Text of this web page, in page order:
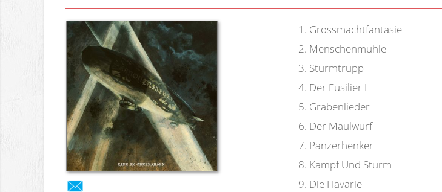
1 . Grossmachtfantasie
2. Menschenmühle
3. Sturmtrupp
4. Der Füsilier I
5. Grabenlieder
6. Der Maulwurf
7. Panzerhenker
8. Kampf Und Sturm
9. Die Havarie